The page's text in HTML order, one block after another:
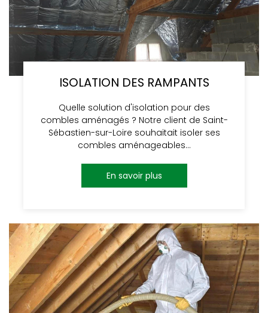
ISOLATION DES RAMPANTS
Quelle solution d'isolation pour des
combles aménagés ? Notre client de Saint-
Sébastien-sur-Loire souhaitait isoler ses
combles aménageables…
En savoir plus